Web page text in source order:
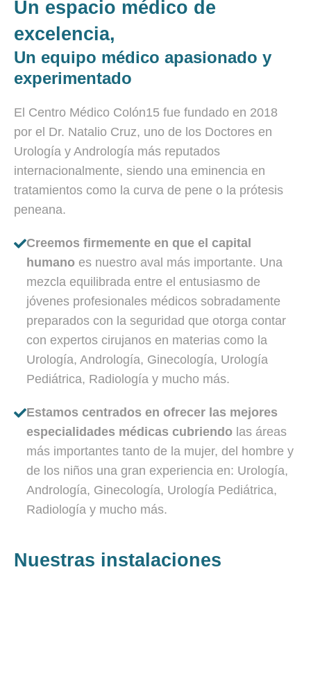
Un espacio médico de
excelencia,
Un equipo médico apasionado y
experimentado
El Centro Médico Colón15 fue fundado en 2018
por el Dr. Natalio Cruz, uno de los Doctores en
Urología y Andrología más reputados
internacionalmente, siendo una eminencia en
tratamientos como la curva de pene o la prótesis
peneana.
Creemos firmemente en que el capital
humano es nuestro aval más importante. Una
mezcla equilibrada entre el entusiasmo de
jóvenes profesionales médicos sobradamente
preparados con la seguridad que otorga contar
con expertos cirujanos en materias como la
Urología, Andrología, Ginecología, Urología
Pediátrica, Radiología y mucho más.
Estamos centrados en ofrecer las mejores
especialidades médicas cubriendo las áreas
más importantes tanto de la mujer, del hombre y
de los niños una gran experiencia en: Urología,
Andrología, Ginecología, Urología Pediátrica,
Radiología y mucho más.
Nuestras instalaciones